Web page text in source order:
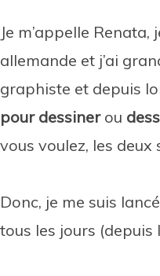
Je m’appelle Renata,
allemande et j’ai
graphiste et depuis
pour dessinerou
vous voulez, les deux
Donc, je me suis
tous les jours